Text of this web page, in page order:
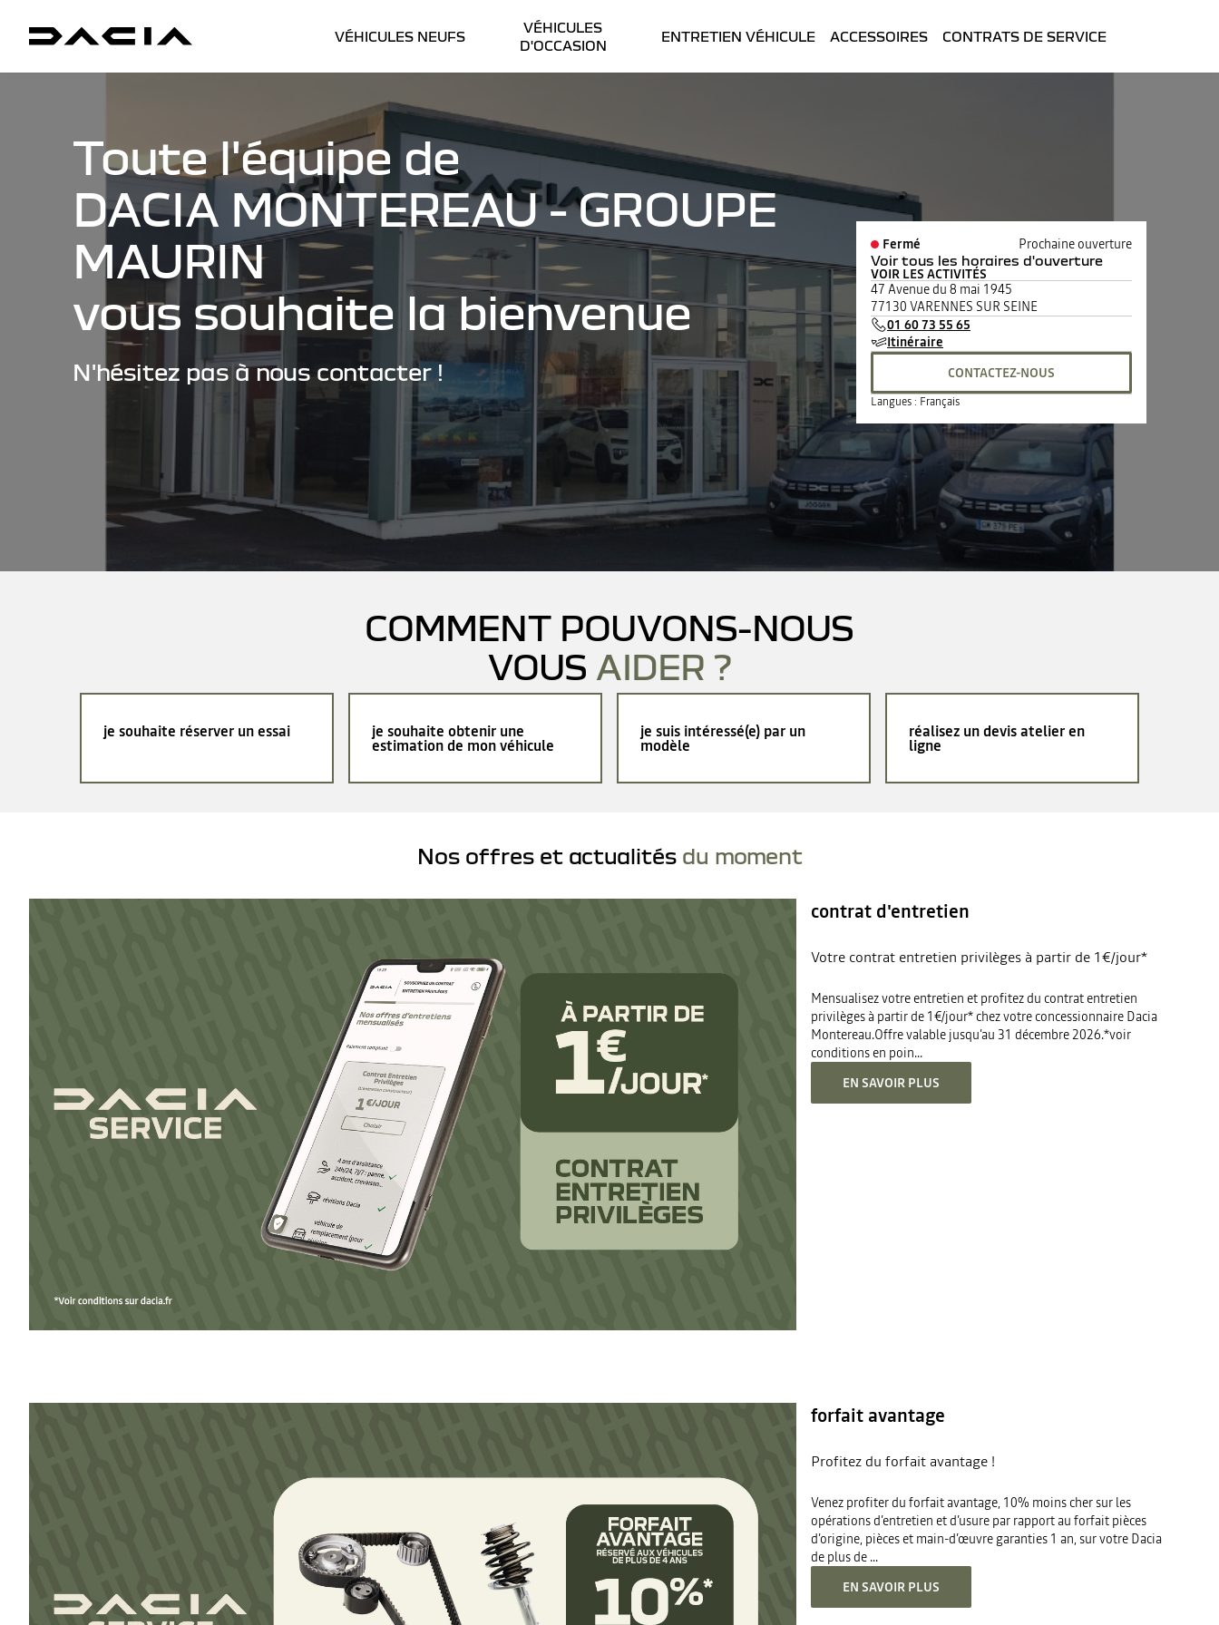
VÉHICULES NEUFS
VÉHICULES
D'OCCASION
ENTRETIEN VÉHICULE ACCESSOIRES CONTRATS DE SERVICE
Toute l'équipe de
DACIA MONTEREAU - GROUPE
MAURIN
vous souhaite la bienvenue
N'hésitez pas à nous contacter !
Fermé Prochaine ouverture
Voir tous les horaires d'ouverture
lundi 08:30 - 12:00
mardi
08:30 - 12:00
mercredi
08:30 - 12:00
jeudi
vendredi
VOIR LES ACTIVITÉS
47 Avenue du 8 mai 1945
77130 VARENNES SUR SEINE
01 60 73 55 65
Itinéraire
CONTACTEZ-NOUS
Langues : Français
COMMENT POUVONS-NOUS
VOUS AIDER ?
je souhaite réserver un essai je souhaite obtenir une
estimation de mon véhicule
je suis intéressé(e) par un
modèle
réalisez un devis atelier en
ligne
Nos offres et actualités du moment
contrat d'entretien
Votre contrat entretien privilèges à partir de 1€/jour*
Mensualisez votre entretien et profitez du contrat entretien
privilèges à partir de 1€/jour* chez votre concessionnaire Dacia
Montereau.Offre valable jusqu’au 31 décembre 2026.*voir
conditions en poin...
EN SAVOIR PLUS
forfait avantage
Profitez du forfait avantage !
Venez profiter du forfait avantage, 10% moins cher sur les
opérations d’entretien et d’usure par rapport au forfait pièces
d’origine, pièces et main-d’œuvre garanties 1 an, sur votre Dacia
de plus de ...
EN SAVOIR PLUS